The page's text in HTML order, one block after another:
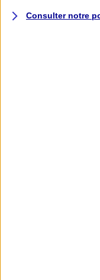
Consulter notre